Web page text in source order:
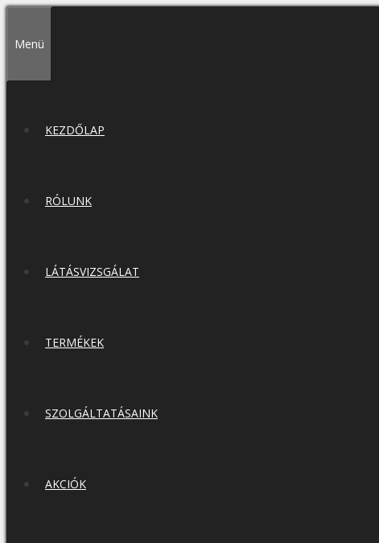
tartalomba
Menü
KEZDŐLAP
RÓLUNK
LÁTÁSVIZSGÁLAT
TERMÉKEK
SZOLGÁLTATÁSAINK
AKCIÓK